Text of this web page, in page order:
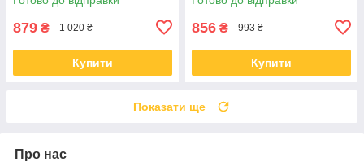
879 ₴ 1 020 ₴
Купити
856 ₴ 993 ₴
Купити
Показати ще
Про нас